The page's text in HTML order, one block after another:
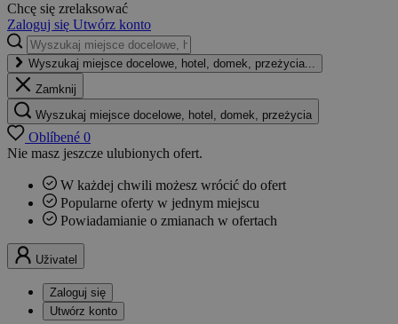
Chcę się zrelaksować
Zaloguj się Utwórz konto
Wyszukaj miejsce docelowe, hotel, domek, przeżycia...
Zamknij
Wyszukaj miejsce docelowe, hotel, domek, przeżycia
Oblíbené 0
Nie masz jeszcze ulubionych ofert.
W każdej chwili możesz wrócić do ofert
Popularne oferty w jednym miejscu
Powiadamianie o zmianach w ofertach
Uživatel
Zaloguj się
Utwórz konto